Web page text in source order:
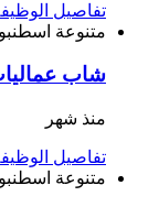
تفاصيل
متنوعة
شاب
منذ شهر
تفاصيل
متنوعة